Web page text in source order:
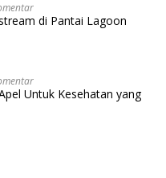
di Pantai Lagoon
Untuk Kesehatan yang